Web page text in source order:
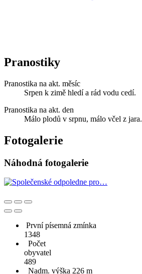
Pranostiky
Pranostika na akt. měsíc
Srpen k zimě hledí a rád vodu cedí.
Pranostika na akt. den
Málo plodů v srpnu, málo včel z jara.
Fotogalerie
Náhodná fotogalerie
První písemná zmínka
1348
Počet
obyvatel
489
Nadm. výška 226 m